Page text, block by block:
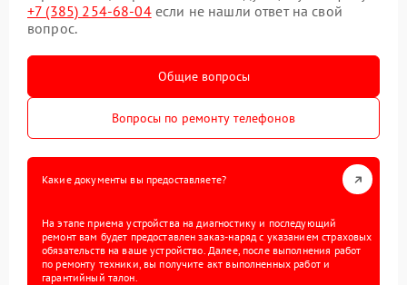
+7 (385) 254-68-04если не нашли ответ на свой
вопрос.
Общие вопросы
Вопросы по ремонту телефонов
Какие документы вы предоставляете?
На этапе приема устройства на диагностику и последующий
ремонт вам будет предоставлен заказ-наряд с указанием страховых
обязательств на ваше устройство. Далее, после выполнения работ
по ремонту техники, вы получите акт выполненных работ и
гарантийный талон.